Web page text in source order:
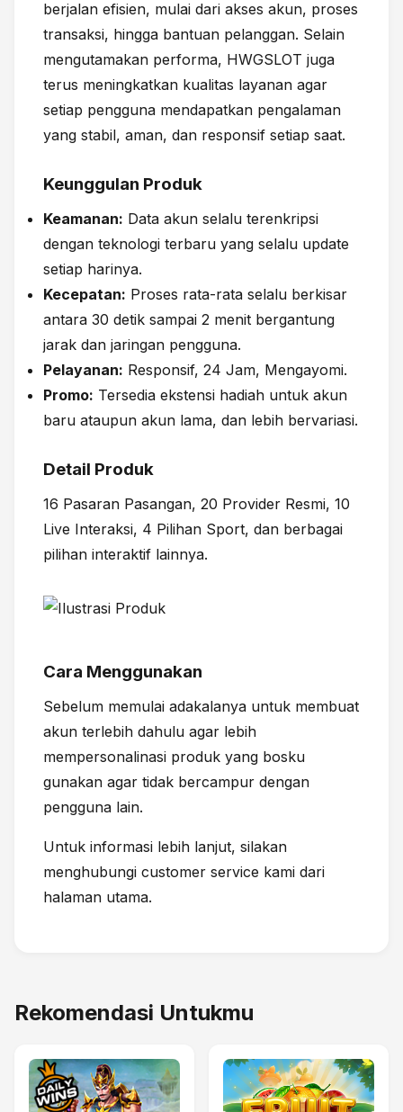
berjalan efisien, mulai dari akses akun, proses
transaksi, hingga bantuan pelanggan. Selain
mengutamakan performa, HWGSLOT juga
terus meningkatkan kualitas layanan agar
setiap pengguna mendapatkan pengalaman
yang stabil, aman, dan responsif setiap saat.
Keunggulan Produk
Keamanan: Data akun selalu terenkripsi
dengan teknologi terbaru yang selalu update
setiap harinya.
Kecepatan: Proses rata-rata selalu berkisar
antara 30 detik sampai 2 menit bergantung
jarak dan jaringan pengguna.
Pelayanan: Responsif, 24 Jam, Mengayomi.
Promo: Tersedia ekstensi hadiah untuk akun
baru ataupun akun lama, dan lebih bervariasi.
Detail Produk
16 Pasaran Pasangan, 20 Provider Resmi, 10
Live Interaksi, 4 Pilihan Sport, dan berbagai
pilihan interaktif lainnya.
Cara Menggunakan
Sebelum memulai adakalanya untuk membuat
akun terlebih dahulu agar lebih
mempersonalinasi produk yang bosku
gunakan agar tidak bercampur dengan
pengguna lain.
Untuk informasi lebih lanjut, silakan
menghubungi customer service kami dari
halaman utama.
Rekomendasi Untukmu